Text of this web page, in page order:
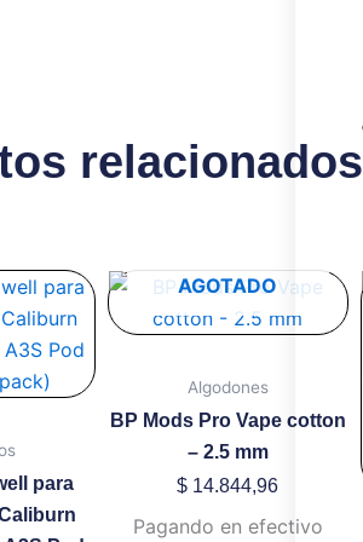
relacionados
para
AGOTADO
Algodones
BP Mods Pro Vape cotton
– 2.5 mm
$ 14.844,96
Pagando en efectivo